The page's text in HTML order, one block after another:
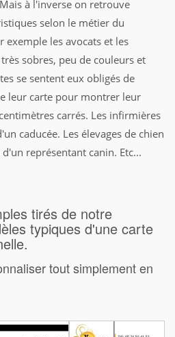
à l'inverse on retrouve
selon le métier du
exemple les avocats et les
sobres, peu de couleurs et
se sentent eux obligés de
leur carte pour montrer leur
carrés. Les infirmières
caducée. Les élevages de chien
représentant canin. Etc...
tirés de notre
typiques d'une carte
tout simplement en